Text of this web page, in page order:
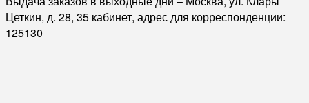
Цеткин, д. 28, 35 кабинет, адрес для корреспонденции:
125130